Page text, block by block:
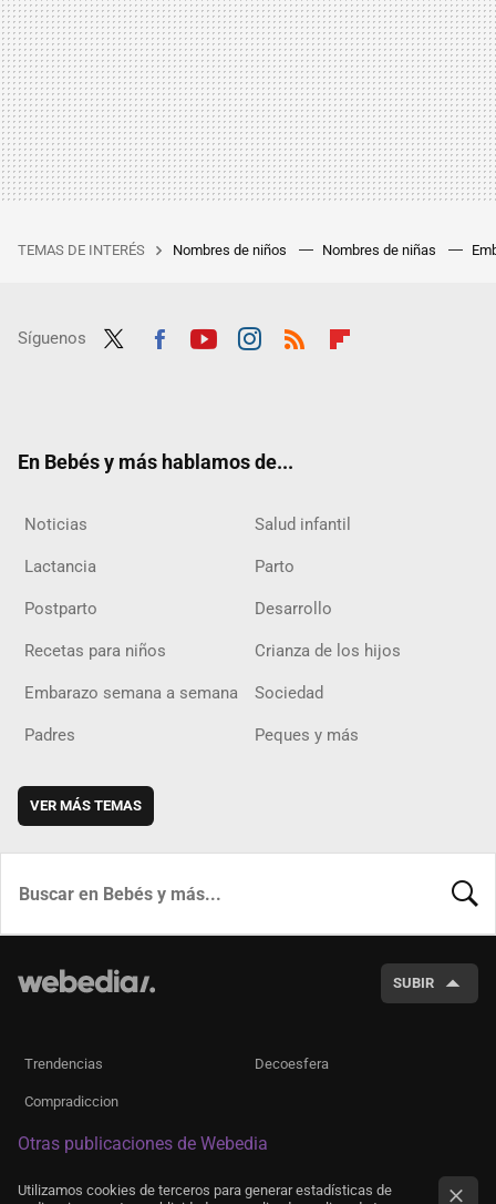
TEMAS DE INTERÉS Nombres de niños Nombres de niñas
Síguenos
En Bebés y más hablamos de...
Noticias Salud infantil
Lactancia Parto
Postparto Desarrollo
Recetas para niños Crianza de los hijos
Embarazo semana a semana Sociedad
Padres Peques y más
VER MÁS TEMAS
SUBIR
Trendencias Decoesfera
Compradiccion
Otras publicaciones de Webedia
Utilizamos cookies de terceros para generar estadísticas de